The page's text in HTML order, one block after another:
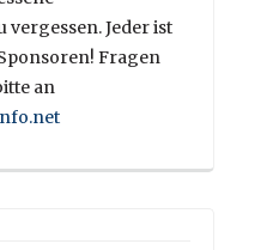
vergessen. Jeder ist
Fragen
an